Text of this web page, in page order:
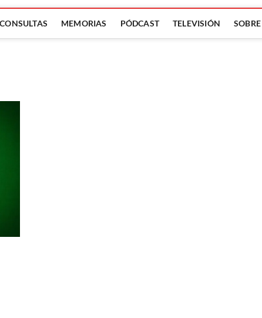
CONSULTAS MEMORIAS PÓDCAST TELEVISIÓN
Buscar: